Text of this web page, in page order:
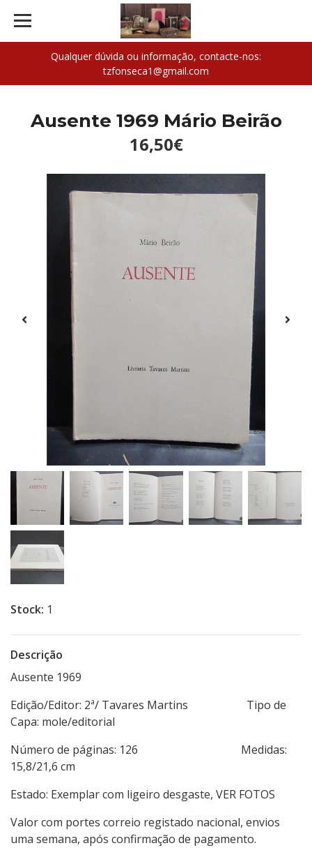
Qualquer dúvida ou informação, contacte-nos:
tzfonseca1@gmail.com
Ausente 1969 Mário Beirão
16,50€
Stock: 1
Descrição
Ausente 1969
Edição/Editor: 2ª/ Tavares Martins Tipo de
Capa: mole/editorial
Número de páginas: 126 Medidas:
15,8/21,6 cm
Estado: Exemplar com ligeiro desgaste, VER FOTOS
Valor com portes correio registado nacional, envios
uma semana, após confirmação de pagamento.